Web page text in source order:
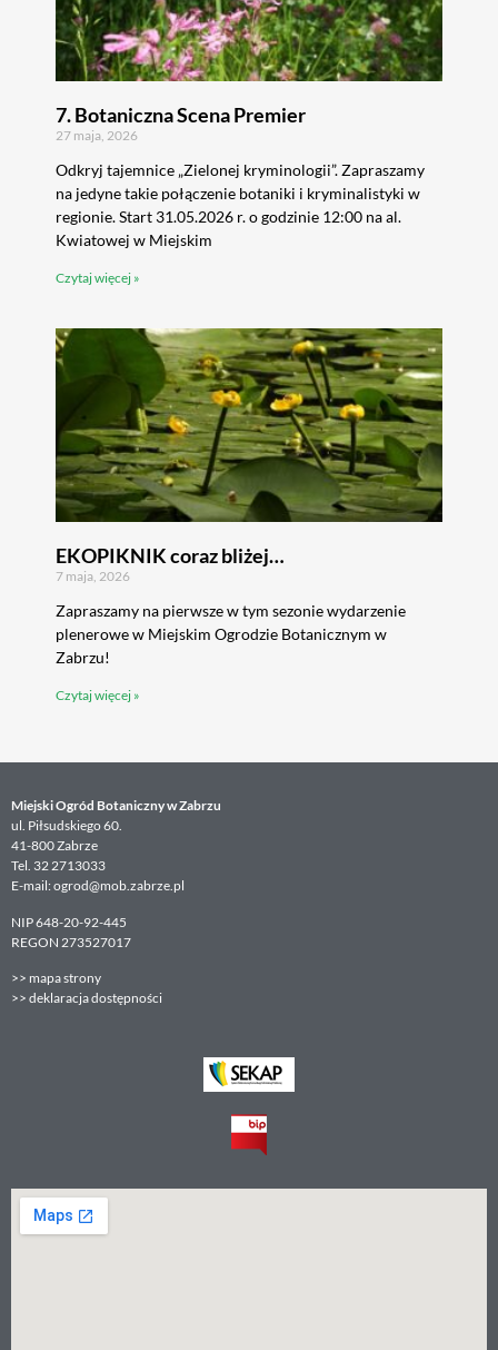
7. Botaniczna Scena Premier
27 maja, 2026
Odkryj tajemnice „Zielonej kryminologii”. Zapraszamy
na jedyne takie połączenie botaniki i kryminalistyki w
regionie. Start 31.05.2026 r. o godzinie 12:00 na al.
Kwiatowej w Miejskim
Czytaj więcej »
EKOPIKNIK coraz bliżej…
7 maja, 2026
Zapraszamy na pierwsze w tym sezonie wydarzenie
plenerowe w Miejskim Ogrodzie Botanicznym w
Zabrzu!
Czytaj więcej »
Miejski Ogród Botaniczny w Zabrzu
ul. Piłsudskiego 60.
41-800 Zabrze
Tel. 32 2713033
E-mail: ogrod@mob.zabrze.pl
NIP 648-20-92-445
REGON 273527017
>> mapa strony
>> deklaracja dostępności